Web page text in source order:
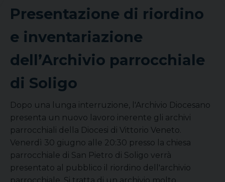
Presentazione di riordino
e inventariazione
dell’Archivio parrocchiale
di Soligo
Dopo una lunga interruzione, l'Archivio Diocesano
presenta un nuovo lavoro inerente gli archivi
parrocchiali della Diocesi di Vittorio Veneto.
Venerdì 30 giugno alle 20:30 presso la chiesa
parrocchiale di San Pietro di Soligo verrà
presentato al pubblico il riordino dell'archivio